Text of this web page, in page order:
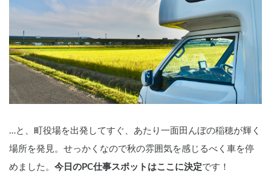
…と、町役場を出発してすぐ、あたり一面田んぼの稲穂が輝く
場所を発見。せっかくなので秋の雰囲気を感じるべく車を停
めました。 今日のPC仕事スポットはここに決定です！